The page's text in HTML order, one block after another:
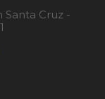
Cruz -